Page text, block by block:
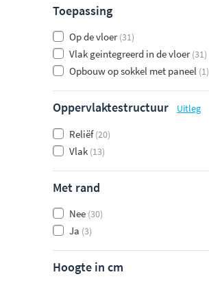
Toepassing
Op de vloer(31)
Vlak geintegreerd in de vloer(31)
Opbouw op sokkel met paneel (1)
Oppervlaktestructuur Uitleg
Reliëf(20)
Vlak (13)
Met rand
Nee (30)
Ja (3)
Hoogte in cm